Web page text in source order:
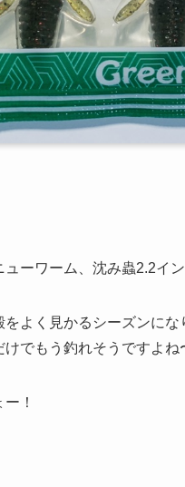
ーワーム、沈み蟲2.2イ
よく見かるシーズンに
でもう釣れそうですよね
！